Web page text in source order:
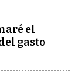
el
gasto